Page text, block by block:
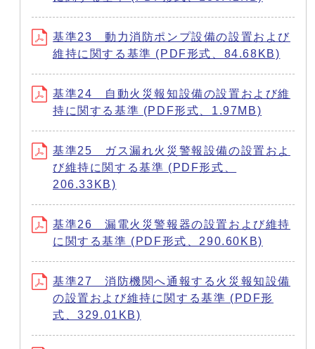
基準23 動力消防ポンプ設備の設置および
維持に関する基準 (PDF形式、84.68KB)
基準24 自動火災報知設備の設置および維
持に関する基準 (PDF形式、1.97MB)
基準25 ガス漏れ火災警報設備の設置およ
び維持に関する基準 (PDF形式、
206.33KB)
基準26 漏電火災警報器の設置および維持
に関する基準 (PDF形式、290.60KB)
基準27 消防機関へ通報する火災報知設備
の設置および維持に関する基準 (PDF形
式、329.01KB)